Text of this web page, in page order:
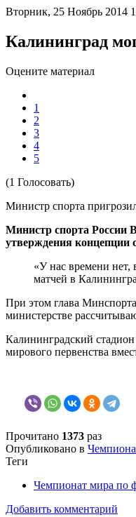
Вторник, 25 Ноябрь 2014
Калининград
Оцените материал
1
2
3
4
5
(1 Голосовать)
Министр спорта
Министр спорта России
утверждения концепции
«У нас времени нет,
матчей в
При этом глава
министерстве
Калининградский
мирового первенства
Прочитано 1373 раз
Опубликовано в
Теги
Чемпионат мира по
Добавить комментарий